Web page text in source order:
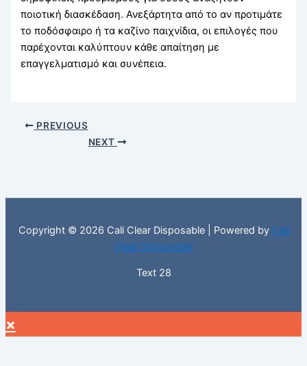
ποιοτική διασκέδαση. Ανεξάρτητα από το αν προτιμάτε
το ποδόσφαιρο ή τα καζίνο παιχνίδια, οι επιλογές που
παρέχονται καλύπτουν κάθε απαίτηση με
επαγγελματισμό και συνέπεια.
PREVIOUS
NEXT
Copyright © 2026 Cali Clear Disposable | Powered by Cali
Clear Disposable
Text 28
×